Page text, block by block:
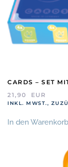
CARDS – SET
21,90
EUR
INKL. MWST.,
In den Warenkorb